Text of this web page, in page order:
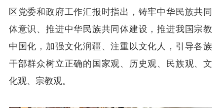
区党委和政府工作汇报时指出，铸牢中华民族共同
体意识、推进中华民族共同体建设，推进我国宗教
中国化，加强文化润疆、注重以文化人，引导各族
干部群众树立正确的国家观、历史观、民族观、文
化观、宗教观。